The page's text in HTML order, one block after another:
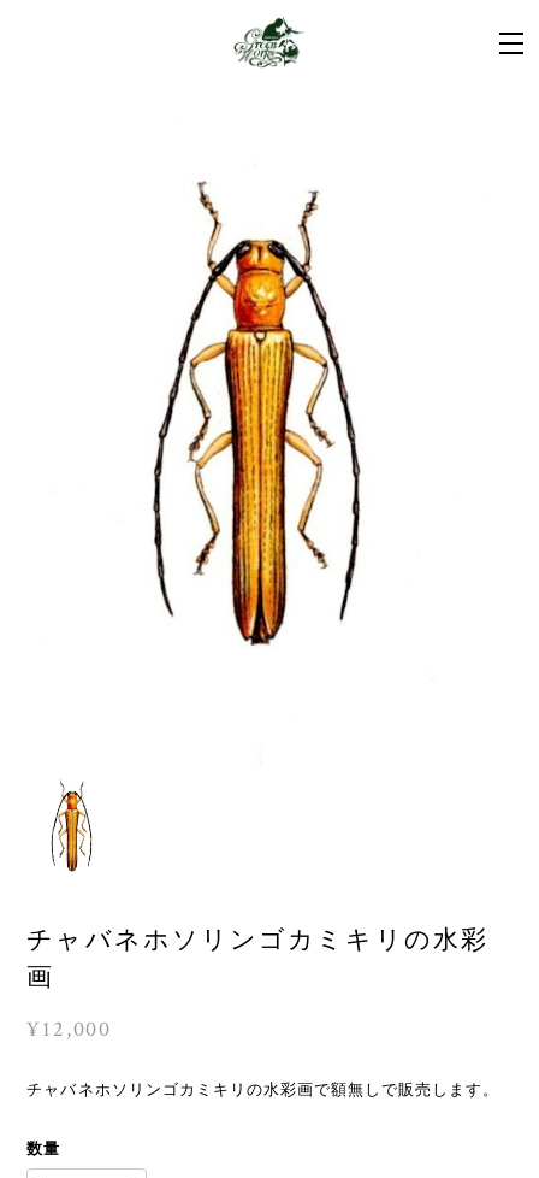
チャバネホソリンゴカミキリの水彩
画
¥12,000
チャバネホソリンゴカミキリの水彩画で額無しで販売します。
数量